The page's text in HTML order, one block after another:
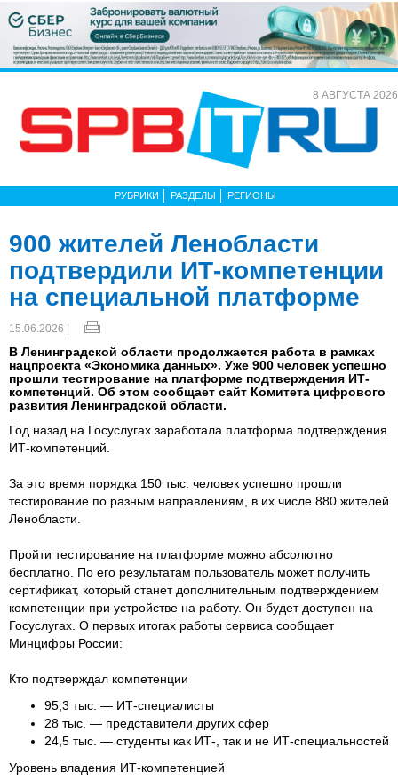
8 АВГУСТА 2026
РУБРИКИ РАЗДЕЛЫ РЕГИОНЫ
900 жителей Ленобласти
подтвердили ИТ-компетенции
на специальной платформе
15.06.2026 |
В Ленинградской области продолжается работа в рамках
нацпроекта «Экономика данных». Уже 900 человек успешно
прошли тестирование на платформе подтверждения ИТ-
компетенций. Об этом сообщает сайт Комитета цифрового
развития Ленинградской области.
Год назад на Госуслугах заработала платформа подтверждения
ИТ-компетенций.
За это время порядка 150 тыс. человек успешно прошли
тестирование по разным направлениям, в их числе 880 жителей
Ленобласти.
Пройти тестирование на платформе можно абсолютно
бесплатно. По его результатам пользователь может получить
сертификат, который станет дополнительным подтверждением
компетенции при устройстве на работу. Он будет доступен на
Госуслугах. О первых итогах работы сервиса сообщает
Минцифры России:
Кто подтверждал компетенции
95,3 тыс. — ИТ-специалисты
28 тыс. — представители других сфер
24,5 тыс. — студенты как ИТ-, так и не ИТ-специальностей
Уровень владения ИТ-компетенцией